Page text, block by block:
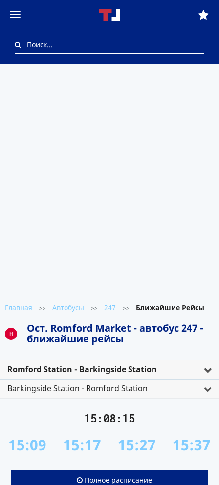
Главная >> Автобусы >> 247 >> Ближайшие Рейсы
H
Ост. Romford Market - автобус 247 -
ближайшие рейсы
Romford Station - Barkingside Station
Barkingside Station - Romford Station
15:08:16
15:09 15:17 15:27 15:37
Полное расписание